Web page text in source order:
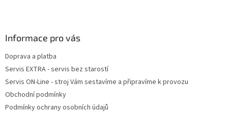
Informace pro vás
Doprava a platba
Servis EXTRA - servis bez starostí
Servis ON-Line - stroj Vám sestavíme a připravíme k provozu
Obchodní podmínky
Podmínky ochrany osobních údajů